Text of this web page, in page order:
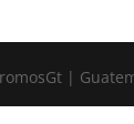
|